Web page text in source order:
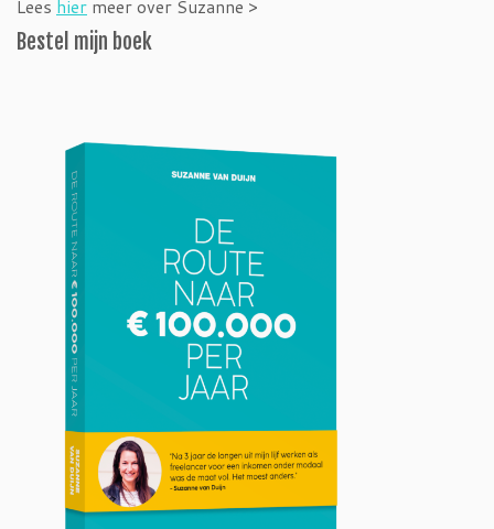
Lees hier meer over Suzanne >
Bestel mijn boek